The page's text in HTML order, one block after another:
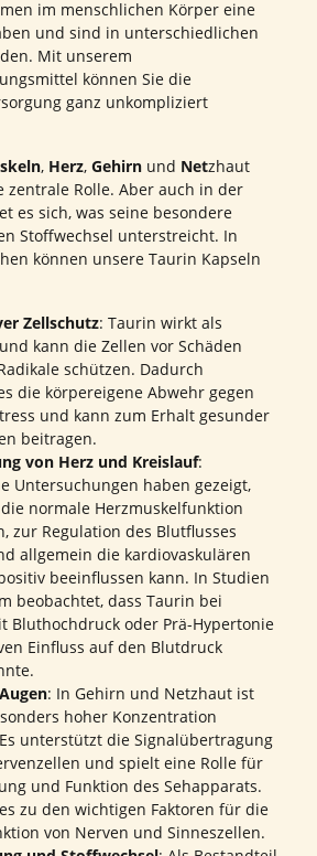
im menschlichen Körper eine
und sind in unterschiedlichen
Mit unserem
können Sie die
ganz unkompliziert
, Herz, Gehirn und Netzhaut
zentrale Rolle. Aber auch in der
es sich, was seine besondere
Stoffwechsel unterstreicht. In
können unsere Taurin Kapseln
Zellschutz: Taurin wirkt als
kann die Zellen vor Schäden
schützen. Dadurch
die körpereigene Abwehr gegen
und kann zum Erhalt gesunder
beitragen.
von Herz und Kreislauf:
Untersuchungen haben gezeigt,
normale Herzmuskelfunktion
zur Regulation des Blutflusses
allgemein die kardiovaskulären
beeinflussen kann. In Studien
beobachtet, dass Taurin bei
Bluthochdruck oder Prä-Hypertonie
Einfluss auf den Blutdruck
: In Gehirn und Netzhaut ist
hoher Konzentration
unterstützt die Signalübertragung
und spielt eine Rolle für
und Funktion des Sehapparats.
zu den wichtigen Faktoren für die
von Nerven und Sinneszellen.